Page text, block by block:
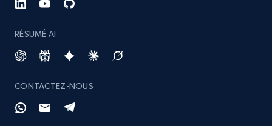
RÉSUMÉ AI
CONTACTEZ-NOUS